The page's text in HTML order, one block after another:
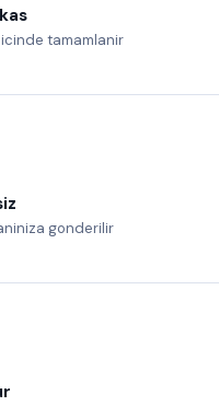
tamamlanir
gonderilir